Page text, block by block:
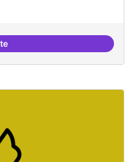
guifinet nivell ciutat